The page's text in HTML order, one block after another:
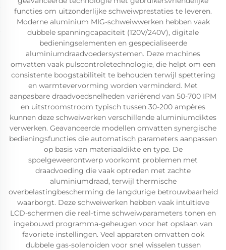
functies om uitzonderlijke schweiwprestaties te leveren.
Moderne aluminium MIG-schweiwwerken hebben vaak
dubbele spanningcapaciteit (120V/240V), digitale
bedieningselementen en gespecialiseerde
aluminiumdraadvoedersystemen. Deze machines
omvatten vaak pulscontroletechnologie, die helpt om een
consistente boogstabiliteit te behouden terwijl spettering
en warmtevervorming worden verminderd. Met
aanpasbare draadvoedsnelheden variërend van 50-700 IPM
en uitstroomstroom typisch tussen 30-200 ampères
kunnen deze schweiwerken verschillende aluminiumdiktes
verwerken. Geavanceerde modellen omvatten synergische
bedieningsfuncties die automatisch parameters aanpassen
op basis van materiaaldikte en type. De
spoelgeweerontwerp voorkomt problemen met
draadvoeding die vaak optreden met zachte
aluminiumdraad, terwijl thermische
overbelastingbescherming de langdurige betrouwbaarheid
waarborgt. Deze schweiwerken hebben vaak intuïtieve
LCD-schermen die real-time schweiwparameters tonen en
ingebouwd programma-geheugen voor het opslaan van
favoriete instellingen. Veel apparaten omvatten ook
dubbele gas-solenoiden voor snel wisselen tussen